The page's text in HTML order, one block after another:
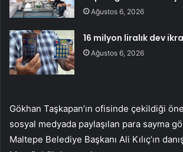
Ağustos 6, 2026
16 milyon liralık dev
Ağustos 6, 2026
Gökhan Taşkapan’ın ofisinde çekildiği
sosyal medyada paylaşılan para sayma
Maltepe Belediye Başkanı Ali Kılıç’ın